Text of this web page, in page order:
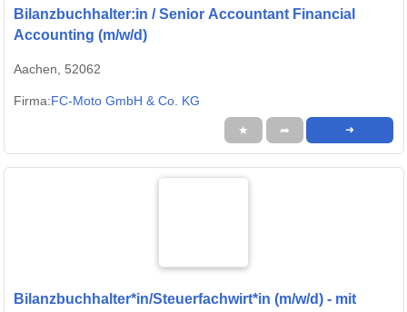
Bilanzbuchhalter:in / Senior Accountant Financial
Accounting (m/w/d)
Aachen, 52062
Firma:FC-Moto GmbH & Co. KG
★ ➦ ➜
Bilanzbuchhalter*in/Steuerfachwirt*in (m/w/d) - mit